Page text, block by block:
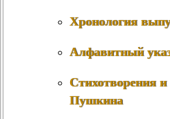
Хронология
Алфавитный
Стихотворения
Пушкина